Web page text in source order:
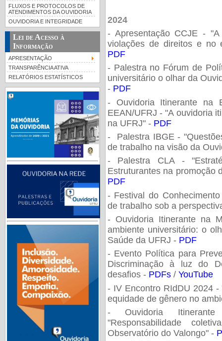
FLUXOS E PROTOCOLOS DE
ATENDIMENTOS DA OUVIDORIA
OUVIDORIA E INTEGRIDADE
Lei de Acesso à
Informação
APRESENTAÇÃO
TRANSPARÊNCIA ATIVA
RELATÓRIOS ESTATÍSTICOS
2024
- Apresentação CCJE -
violações de direitos e no
PDF
- Palestra no Fórum de
universitário o olhar da
- PDF
- Ouvidoria Itinerante na
EEAN/UFRJ - "A ouvidoria
na UFRJ" - PDF
- Palestra IBGE -
de trabalho na visão da
- Palestra CLA -
Estruturantes na promoção
PDF
- Festival do
de trabalho sob a
- Ouvidoria Itinerante na
ambiente universitário: o
Saúde da UFRJ - PDF
- Evento Política para
Discriminação à luz do
desafios - PDFs/ YouTube
- IV Encontro RIdDU 2024
equidade de gênero no
- Ouvidoria
"Responsabilidade
Observatório do Valongo" -